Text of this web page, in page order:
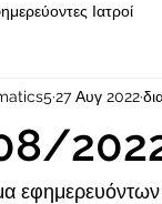
Ιατροί
27 Αυγ 2022
εφημερευόντων